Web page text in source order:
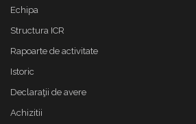
Echipa
Structura ICR
Rapoarte de activitate
Istoric
Declaraţii de avere
Achizitii